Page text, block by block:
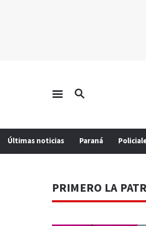
Últimas noticias Paraná
PRIMERO LA